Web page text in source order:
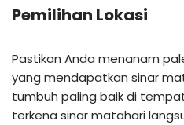
Pemilihan Lokasi
Pastikan Anda menanam
yang mendapatkan sinar
tumbuh paling baik di
terkena sinar matahari